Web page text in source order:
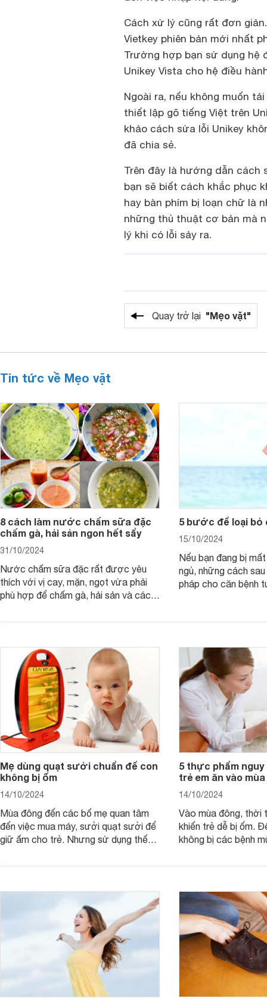
Cách xử lý cũng rất đơn
Vietkey phiên bản mới nhất
Trường hợp bạn sử dụng hệ
Unikey Vista cho hệ điều
Ngoài ra, nếu không muốn
thiết lập gõ tiếng Việt trên
khảo cách sửa lỗi Unikey
đã chia sẻ.
Trên đây là hướng dẫn cách
bạn sẽ biết cách khắc phục
hay bàn phím bị loạn chữ là
những thủ thuật cơ bản mà
lý khi có lỗi sảy ra.
Quay trở lại "Mẹo vặt"
Tin tức về Mẹo vặt
8 cách làm nước chấm sữa đặc
chấm gà, hải sản ngon hết sẩy
31/10/2024
Nước chấm sữa đặc rất được yêu
thích với vị cay, mặn, ngọt vừa phải
phù hợp để chấm gà, hải sản và các
5 bước để loại bỏ
15/10/2024
Nếu bạn đang bị
ngủ, những cách
pháp cho căn bệnh
Mẹ dùng quạt sưởi chuẩn để con
không bị ốm
14/10/2024
Mùa đông đến các bố mẹ quan tâm
đến việc mua máy, sưởi quạt sưởi để
giữ ấm cho trẻ. Nhưng sử dụng thế
5 thực phẩm
trẻ em ăn vào
14/10/2024
Vào mùa đông, thời
khiến trẻ dễ bị ốm.
không bị các bệnh